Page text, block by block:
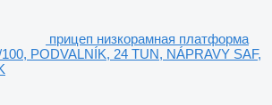
прицеп низкорамная платформа
PODVALNÍK, 24 TUN, NÁPRAVY SAF,